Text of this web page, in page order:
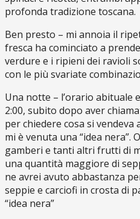
profonda tradizione toscana.
Ben presto – mi annoia il
fresca ha cominciato a
verdure e i ripieni dei ravioli
con le più svariate
Una notte – l’orario abituale
2:00, subito dopo aver
per chiedere cosa si vendeva
mi è venuta una “idea nera”.
gamberi e tanti altri frutti di
una quantità maggiore di
ne avrei avuto abbastanza
seppie e carciofi in crosta di
“idea nera”